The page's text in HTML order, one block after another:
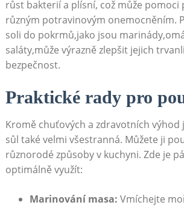
růst bakterií a plísní, což může pomoci
různým potravinovým onemocněním.
soli do pokrmů,jako jsou
saláty,může výrazně zlepšit jejich
bezpečnost.
Praktické rady pro
Kromě chuťových a zdravotních výhod
sůl také velmi všestranná. Můžete ji
různorodé způsoby v kuchyni. Zde je
optimálně využít:
Marinování masa: Vmíchejte